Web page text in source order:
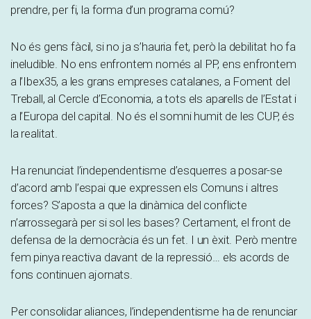
prendre, per fi, la forma d’un programa comú?
No és gens fàcil, si no ja s’hauria fet, però la debilitat ho fa
ineludible. No ens enfrontem només al PP, ens enfrontem
a l’Ibex35, a les grans empreses catalanes, a Foment del
Treball, al Cercle d’Economia, a tots els aparells de l’Estat i
a l’Europa del capital. No és el somni humit de les CUP, és
la realitat.
Ha renunciat l’independentisme d’esquerres a posar-se
d’acord amb l’espai que expressen els Comuns i altres
forces? S’aposta a que la dinàmica del conflicte
n’arrossegarà per si sol les bases? Certament, el front de
defensa de la democràcia és un fet. I un èxit. Però mentre
fem pinya reactiva davant de la repressió… els acords de
fons continuen ajornats.
Per consolidar aliances, l’independentisme ha de renunciar